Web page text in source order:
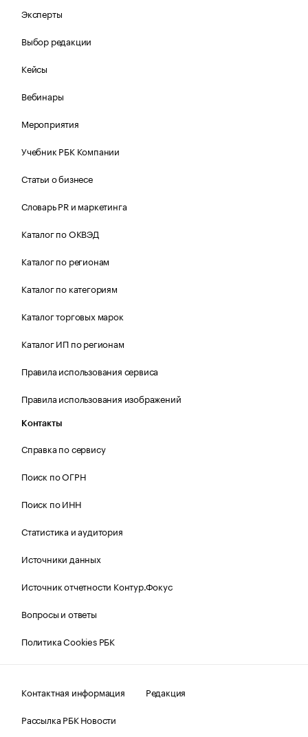
Эксперты
Выбор редакции
Кейсы
Вебинары
Мероприятия
Учебник РБК Компании
Статьи о бизнесе
Словарь PR и маркетинга
Каталог по ОКВЭД
Каталог по регионам
Каталог по категориям
Каталог торговых марок
Каталог ИП по регионам
Правила использования сервиса
Правила использования изображений
Контакты
Справка по сервису
Поиск по ОГРН
Поиск по ИНН
Статистика и аудитория
Источники данных
Источник отчетности Контур.Фокус
Вопросы и ответы
Политика Cookies РБК
Контактная информация
Редакция
Рассылка РБК Новости